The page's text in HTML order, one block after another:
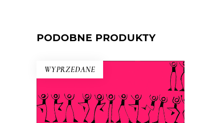
PODOBNE PRODUKTY
WYPRZEDANE